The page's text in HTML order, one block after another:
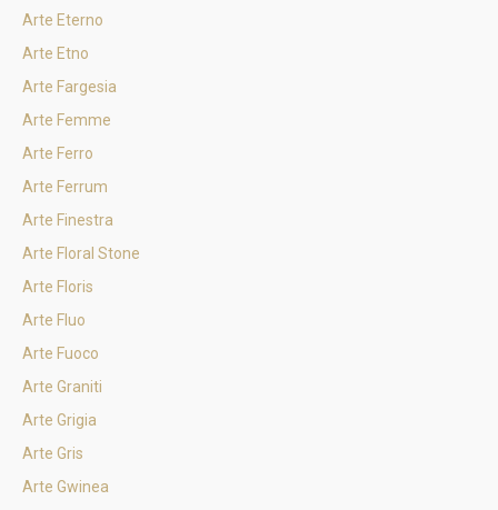
Arte Eterno
Arte Etno
Arte Fargesia
Arte Femme
Arte Ferro
Arte Ferrum
Arte Finestra
Arte Floral Stone
Arte Floris
Arte Fluo
Arte Fuoco
Arte Graniti
Arte Grigia
Arte Gris
Arte Gwinea